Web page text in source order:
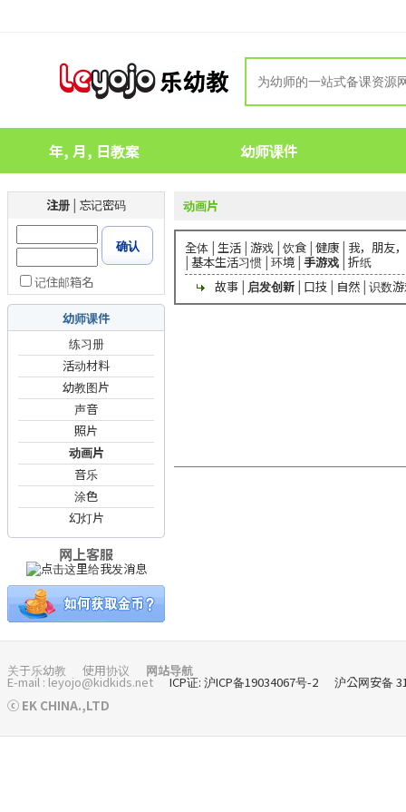
年, 月, 日教案 幼师课件
注册 | 忘记密码
确认
记住邮箱名
幼师课件
练习册
活动材料
幼教图片
声音
照片
动画片
音乐
涂色
幻灯片
网上客服
动画片
全体 | 生活 | 游戏 | 饮食 | 健康 | 我，朋友
| 基本生活习惯 | 环境 | 手游戏 折纸
故事 | 启发创新 | 口技 | 自然 | 识数
关于乐幼教 使用协议 网站导航
E-mail : leyojo@kidkids.net ICP证: 沪ICP备19034067号-2
沪公网安备
ⓒ EK CHINA.,LTD